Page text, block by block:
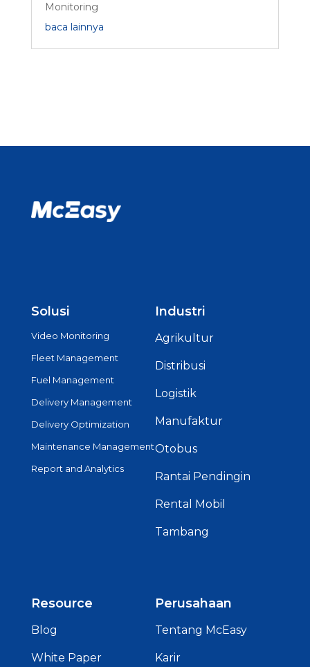
Monitoring
baca lainnya
Solusi
Video Monitoring
Fleet Management
Fuel Management
Delivery Management
Delivery Optimization
Maintenance Management
Report and Analytics
Industri
Agrikultur
Distribusi
Logistik
Manufaktur
Otobus
Rantai Pendingin
Rental Mobil
Tambang
Resource
Blog
White Paper
Perusahaan
Tentang McEasy
Karir